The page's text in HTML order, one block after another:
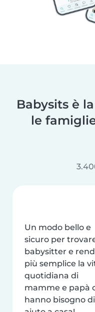
Babysits è
le
Un modo bello e
sicuro per
babysitter e
più semplice la
quotidiana di
mamme e papà
hanno bisogno di